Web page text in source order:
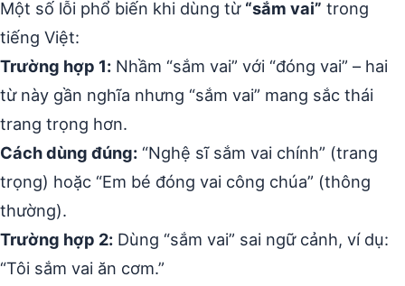
Một số lỗi phổ biến khi dùng từ “sắm vai” trong
tiếng Việt:
Trường hợp 1: Nhầm “sắm vai” với “đóng vai” – hai
từ này gần nghĩa nhưng “sắm vai” mang sắc thái
trang trọng hơn.
Cách dùng đúng: “Nghệ sĩ sắm vai chính” (trang
trọng) hoặc “Em bé đóng vai công chúa” (thông
thường).
Trường hợp 2: Dùng “sắm vai” sai ngữ cảnh, ví dụ:
“Tôi sắm vai ăn cơm.”